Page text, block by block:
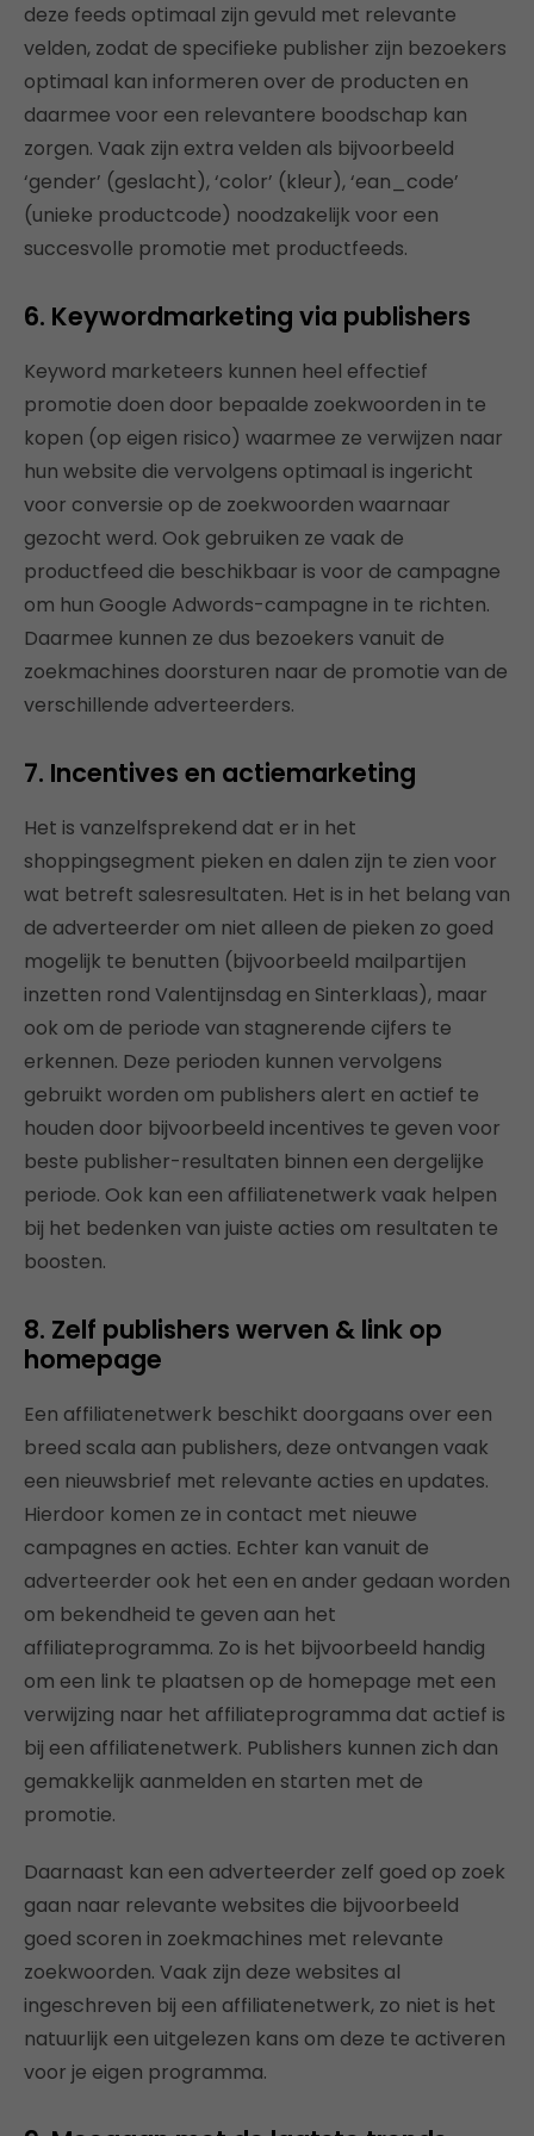
deze feeds optimaal zijn gevuld met relevante
velden, zodat de specifieke publisher zijn bezoekers
optimaal kan informeren over de producten en
daarmee voor een relevantere boodschap kan
zorgen. Vaak zijn extra velden als bijvoorbeeld
‘gender’ (geslacht), ‘color’ (kleur), ‘ean_code’
(unieke productcode) noodzakelijk voor een
succesvolle promotie met productfeeds.
6. Keywordmarketing via publishers
Keyword marketeers kunnen heel effectief
promotie doen door bepaalde zoekwoorden in te
kopen (op eigen risico) waarmee ze verwijzen naar
hun website die vervolgens optimaal is ingericht
voor conversie op de zoekwoorden waarnaar
gezocht werd. Ook gebruiken ze vaak de
productfeed die beschikbaar is voor de campagne
om hun Google Adwords-campagne in te richten.
Daarmee kunnen ze dus bezoekers vanuit de
zoekmachines doorsturen naar de promotie van de
verschillende adverteerders.
7. Incentives en actiemarketing
Het is vanzelfsprekend dat er in het
shoppingsegment pieken en dalen zijn te zien voor
wat betreft salesresultaten. Het is in het belang van
de adverteerder om niet alleen de pieken zo goed
mogelijk te benutten (bijvoorbeeld mailpartijen
inzetten rond Valentijnsdag en Sinterklaas), maar
ook om de periode van stagnerende cijfers te
erkennen. Deze perioden kunnen vervolgens
gebruikt worden om publishers alert en actief te
houden door bijvoorbeeld incentives te geven voor
beste publisher-resultaten binnen een dergelijke
periode. Ook kan een affiliatenetwerk vaak helpen
bij het bedenken van juiste acties om resultaten te
boosten.
8. Zelf publishers werven & link op
homepage
Een affiliatenetwerk beschikt doorgaans over een
breed scala aan publishers, deze ontvangen vaak
een nieuwsbrief met relevante acties en updates.
Hierdoor komen ze in contact met nieuwe
campagnes en acties. Echter kan vanuit de
adverteerder ook het een en ander gedaan worden
om bekendheid te geven aan het
affiliateprogramma. Zo is het bijvoorbeeld handig
om een link te plaatsen op de homepage met een
verwijzing naar het affiliateprogramma dat actief is
bij een affiliatenetwerk. Publishers kunnen zich dan
gemakkelijk aanmelden en starten met de
promotie.
Daarnaast kan een adverteerder zelf goed op zoek
gaan naar relevante websites die bijvoorbeeld
goed scoren in zoekmachines met relevante
zoekwoorden. Vaak zijn deze websites al
ingeschreven bij een affiliatenetwerk, zo niet is het
natuurlijk een uitgelezen kans om deze te activeren
voor je eigen programma.